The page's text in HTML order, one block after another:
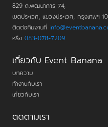
829 ถ.พัฒนาการ 74,
เขตประเวศ, แขวงประเวศ, กรุงเทพฯ
ติดต่อทีมงานที่
หรือ 083-078-7209
เกี่ยวกับ Event Banana
บทความ
ทำงานกับเรา
เกี่ยวกับเรา
ติดตามเรา